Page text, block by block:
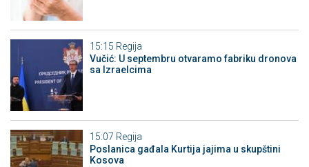
15:15 Regija
Vučić: U septembru otvaramo fabriku dronova
sa Izraelcima
15:07 Regija
Poslanica gađala Kurtija jajima u skupštini
Kosova